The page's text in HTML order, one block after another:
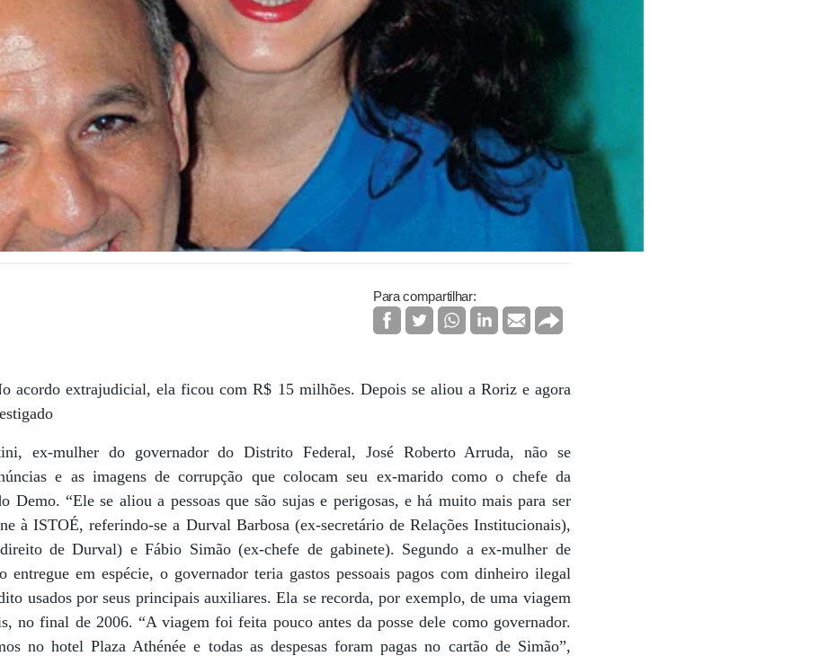
Para compartilhar:
acordo extrajudicial, ela ficou com R$ 15 milhões. Depois se aliou a Roriz e agora
ex-mulher do governador do Distrito Federal, José Roberto Arruda, não se
e as imagens de corrupção que colocam seu ex-marido como o chefe da
Demo. “Ele se aliou a pessoas que são sujas e perigosas, e há muito mais para ser
à ISTOÉ, referindo-se a Durval Barbosa (ex-secretário de Relações Institucionais),
de Durval) e Fábio Simão (ex-chefe de gabinete). Segundo a ex-mulher de
entregue em espécie, o governador teria gastos pessoais pagos com dinheiro ilegal
usados por seus principais auxiliares. Ela se recorda, por exemplo, de uma viagem
no final de 2006. “A viagem foi feita pouco antes da posse dele como governador.
no hotel Plaza Athénée e todas as despesas foram pagas no cartão de Simão”,